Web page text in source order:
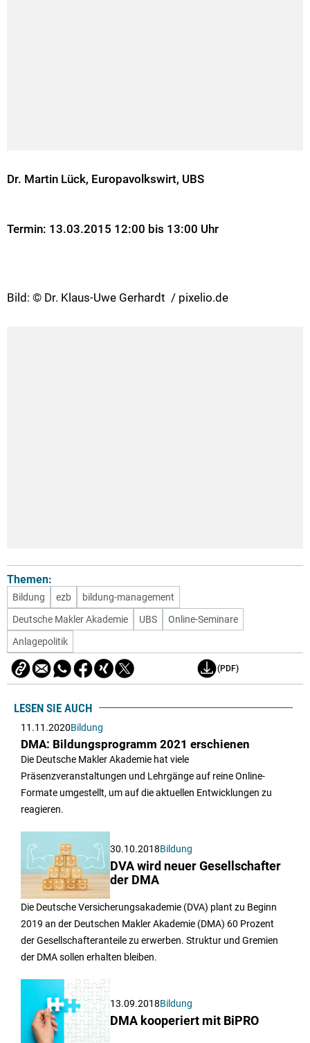
Dr. Martin Lück, Europavolkswirt, UBS
Termin: 13.03.2015 12:00 bis 13:00 Uhr
Bild: © Dr. Klaus-Uwe Gerhardt / pixelio.de
Themen:
Bildung ezb
bildung-management
Deutsche Makler Akademie
UBS
Online-Seminare
Anlagepolitik
(PDF)
LESEN SIE AUCH
11.11.2020Bildung
DMA: Bildungsprogramm 2021 erschienen
Die Deutsche Makler Akademie hat viele
Präsenzveranstaltungen und Lehrgänge auf reine Online-
Formate umgestellt, um auf die aktuellen Entwicklungen zu
reagieren.
30.10.2018Bildung
DVA wird neuer Gesellschafter
der DMA
Die Deutsche Versicherungsakademie (DVA) plant zu Beginn
2019 an der Deutschen Makler Akademie (DMA) 60 Prozent
der Gesellschafteranteile zu erwerben. Struktur und Gremien
der DMA sollen erhalten bleiben.
13.09.2018Bildung
DMA kooperiert mit BiPRO